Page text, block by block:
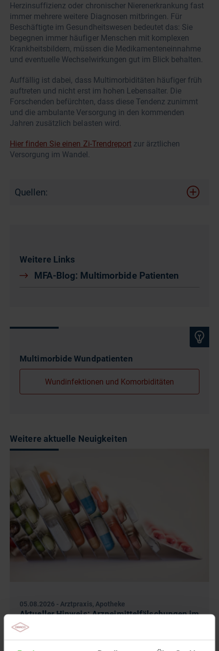
Herzinsuffizienz oder chronischer Nierenerkrankung fast
immer mehrere weitere Diagnosen mitbringen. Für
Beschäftigte im Gesundheitswesen bedeutet das: Sie
begegnen immer häufiger Menschen mit komplexen
Krankheitsbildern, müssen die Medikamenteneinnahme
und eventuelle Wechselwirkungen gut im Blick behalten.
Auffällig ist dabei, dass Multimorbiditäten häufiger früh
auftreten und nicht erst im hohen Lebensalter. Die
Forschenden befürchten, dass diese Tendenz zunimmt
und die ambulante Versorgung in den kommenden
Jahren zusätzlich belasten wird.
Hier finden Sie einen Zi-Trendreportzur ärztlichen
Versorgung im Wandel.
Quellen:
Weitere Links
MFA-Blog: Multimorbide Patienten
Multimorbide Wundpatienten
Wundinfektionen und Komorbiditäten
Weitere aktuelle Neuigkeiten
05.08.2026 - Arztpraxis, Apotheke
Aktueller Hinweis: Arzneimittelfälschungen im
Urlaub